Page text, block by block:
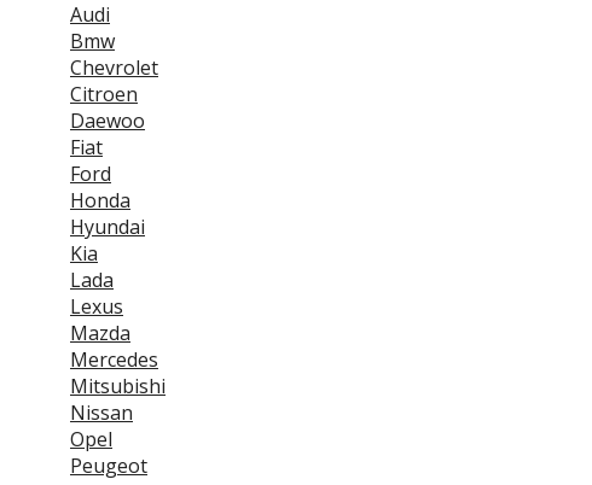
Audi
Bmw
Chevrolet
Citroen
Daewoo
Fiat
Ford
Honda
Hyundai
Kia
Lada
Lexus
Mazda
Mercedes
Mitsubishi
Nissan
Opel
Peugeot